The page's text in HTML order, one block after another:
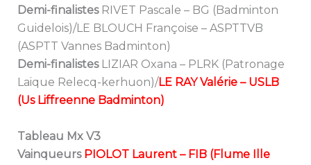
Demi-finalistesRIVET Pascale – BG (Badminton
Guidelois)/LE BLOUCH Françoise – ASPTTVB
(ASPTT Vannes Badminton)
Demi-finalistesLIZIAR Oxana – PLRK (Patronage
Laique Relecq-kerhuon)/LE RAY Valérie – USLB
(Us Liffreenne Badminton)
Tableau Mx V3
Vainqueurs PIOLOT Laurent – FIB (Flume Ille